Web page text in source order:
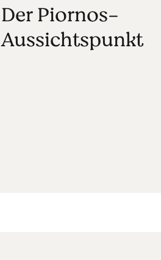
Der Piornos-
Aussichtspunkt